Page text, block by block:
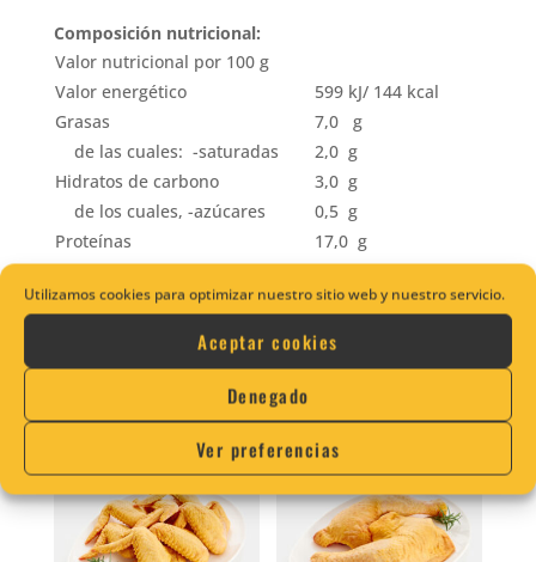
Utilizamos cookies para optimizar nuestro sitio web y nuestro servicio.
Aceptar cookies
Denegado
Ver preferencias
Composición nutricional:
Valor nutricional por 100 g
Valor energético
599 kJ/ 144 kcal
Grasas
7,0 g
de las cuales: -saturadas
2,0 g
Hidratos de carbono
3,0 g
de los cuales, -azúcares
0,5 g
Proteínas
17,0 g
Sal
1,0 g
Productos relacionados